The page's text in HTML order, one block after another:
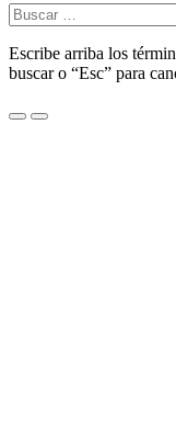
Buscar:
Escribe arriba los
buscar o “Esc” para
Menu